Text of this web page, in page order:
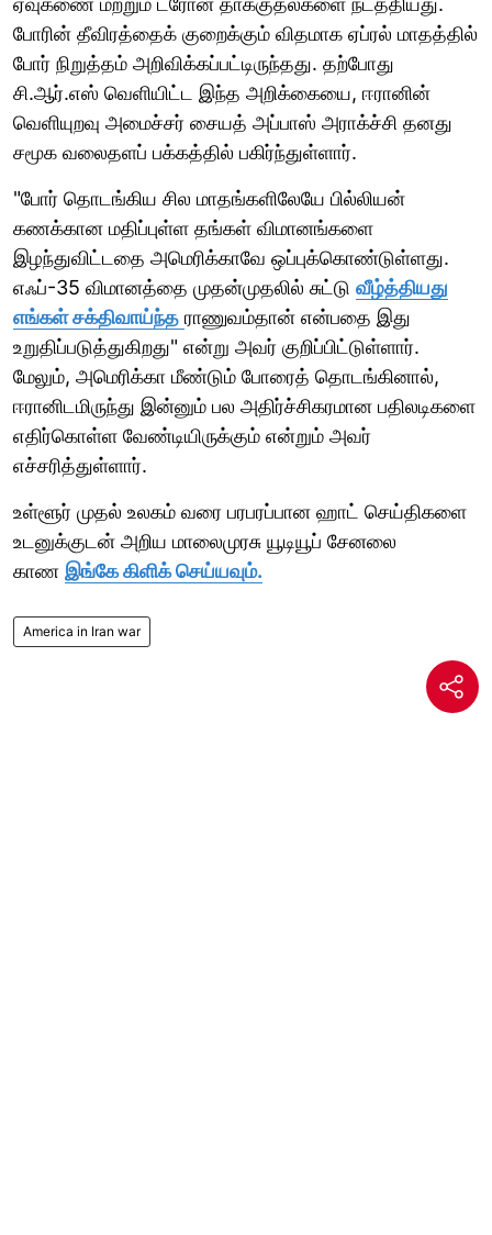
போரின் தீவிரத்தைக் குறைக்கும் விதமாக ஏப்ரல் மாதத்தில்
போர் நிறுத்தம் அறிவிக்கப்பட்டிருந்தது. தற்போது
சி.ஆர்.எஸ் வெளியிட்ட இந்த அறிக்கையை, ஈரானின்
வெளியுறவு அமைச்சர் சையத் அப்பாஸ் அராக்ச்சி தனது
சமூக வலைதளப் பக்கத்தில் பகிர்ந்துள்ளார்.
"போர் தொடங்கிய சில மாதங்களிலேயே பில்லியன்
கணக்கான மதிப்புள்ள தங்கள் விமானங்களை
இழந்துவிட்டதை அமெரிக்காவே ஒப்புக்கொண்டுள்ளது.
எஃப்-35 விமானத்தை முதன்முதலில் சுட்டு வீழ்த்தியது
எங்கள் சக்திவாய்ந்த ராணுவம்தான் என்பதை இது
உறுதிப்படுத்துகிறது" என்று அவர் குறிப்பிட்டுள்ளார்.
மேலும், அமெரிக்கா மீண்டும் போரைத் தொடங்கினால்,
ஈரானிடமிருந்து இன்னும் பல அதிர்ச்சிகரமான பதிலடிகளை
எதிர்கொள்ள வேண்டியிருக்கும் என்றும் அவர்
எச்சரித்துள்ளார்.
உள்ளூர் முதல் உலகம் வரை பரபரப்பான ஹாட் செய்திகளை
உடனுக்குடன் அறிய மாலைமுரசு யூடியூப் சேனலை
காண இங்கே கிளிக் செய்யவும்.
America in Iran war